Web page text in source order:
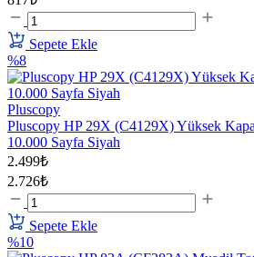
Sepete Ekle
%8
Pluscopy
Pluscopy HP 29X (C4129X) Yüksek
10.000 Sayfa Siyah
2.499₺
2.726₺
Sepete Ekle
%10